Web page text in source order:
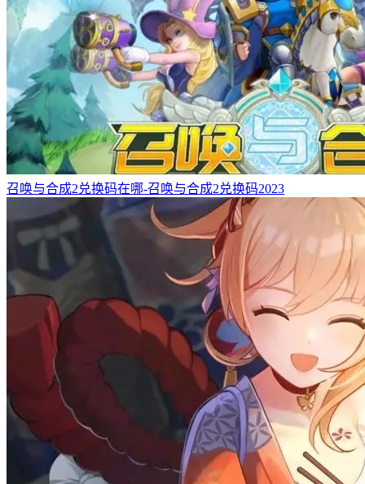
召唤与合成2兑换码在哪-召唤与合成2兑换码2023